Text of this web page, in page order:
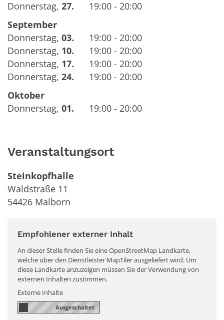
Donnerstag, 27.
19:00 - 20:00
September
Donnerstag, 03.
19:00 - 20:00
Donnerstag, 10.
19:00 - 20:00
Donnerstag, 17.
19:00 - 20:00
Donnerstag, 24.
19:00 - 20:00
Oktober
Donnerstag, 01. 19:00 - 20:00
Veranstaltungsort
Steinkopfhalle
Waldstraße 11
54426 Malborn
Empfohlener externer Inhalt
An dieser Stelle finden Sie eine OpenStreetMap Landkarte,
welche über den Dienstleister MapTiler ausgeliefert wird. Um
diese Landkarte anzuzeigen müssen Sie der Verwendung von
externen Inhalten zustimmen.
Externe Inhalte